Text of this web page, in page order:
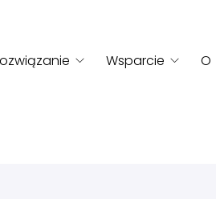
Wsparcie O